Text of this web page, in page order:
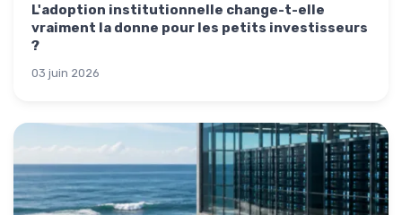
L'adoption institutionnelle change-t-elle
vraiment la donne pour les petits investisseurs
?
03 juin 2026